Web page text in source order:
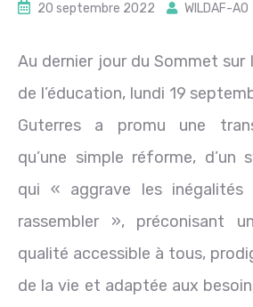
20 septembre 2022 WILDAF-AO
Au dernier jour du Sommet
de l’éducation, lundi 19
Guterres a promu une
qu’une simple réforme, d’un
qui « aggrave les
rassembler », préconisant
qualité accessible à tous,
de la vie et adaptée aux